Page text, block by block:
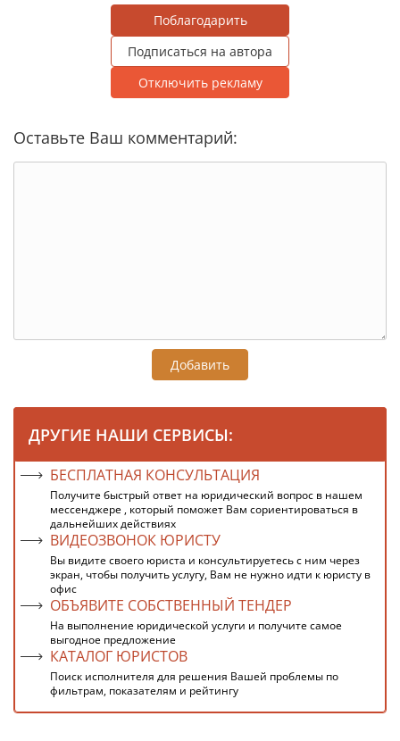
Поблагодарить
Подписаться на автора
Отключить рекламу
Оставьте Ваш комментарий:
Добавить
ДРУГИЕ НАШИ СЕРВИСЫ:
БЕСПЛАТНАЯ КОНСУЛЬТАЦИЯ
Получите быстрый ответ на юридический вопрос в нашем
мессенджере , который поможет Вам сориентироваться в
дальнейших действиях
ВИДЕОЗВОНОК ЮРИСТУ
Вы видите своего юриста и консультируетесь с ним через
экран, чтобы получить услугу, Вам не нужно идти к юристу в
офис
ОБЪЯВИТЕ СОБСТВЕННЫЙ ТЕНДЕР
На выполнение юридической услуги и получите самое
выгодное предложение
КАТАЛОГ ЮРИСТОВ
Поиск исполнителя для решения Вашей проблемы по
фильтрам, показателям и рейтингу